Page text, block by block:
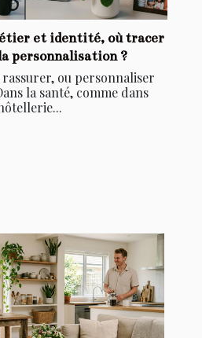
et identité, où tracer
personnalisation ?
ou personnaliser
la santé, comme dans